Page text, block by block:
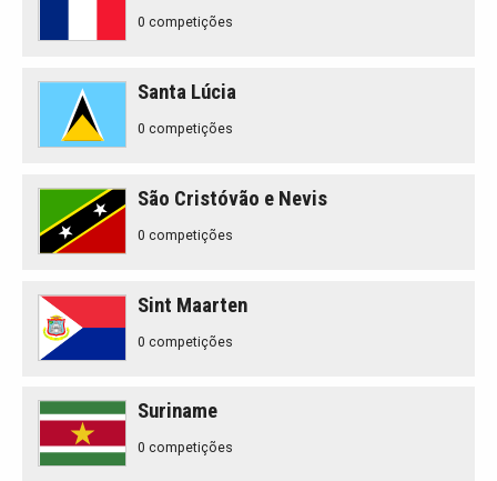
0 competições
Santa Lúcia
0 competições
São Cristóvão e Nevis
0 competições
Sint Maarten
0 competições
Suriname
0 competições